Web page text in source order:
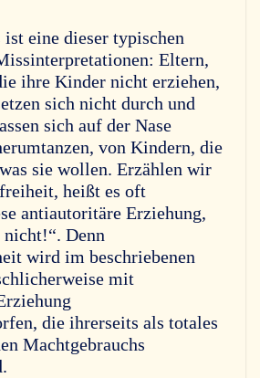
ist eine dieser typischen
Eltern,
ihre Kinder nicht erziehen,
sich nicht durch und
sich auf der Nase
von Kindern, die
sie wollen. Erzählen wir
heißt es oft
antiautoritäre Erziehung,
Denn
wird im beschriebenen
mit
die ihrerseits als totales
Machtgebrauchs